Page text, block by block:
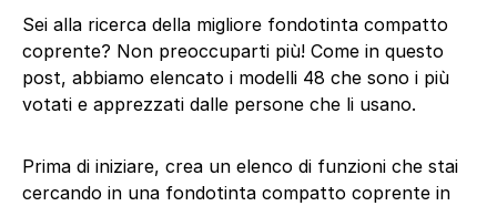
Sei alla ricerca della migliore fondotinta compatto
coprente? Non preoccuparti più! Come in questo
post, abbiamo elencato i modelli 48 che sono i più
votati e apprezzati dalle persone che li usano.
Prima di iniziare, crea un elenco di funzioni che stai
cercando in una fondotinta compatto coprente in